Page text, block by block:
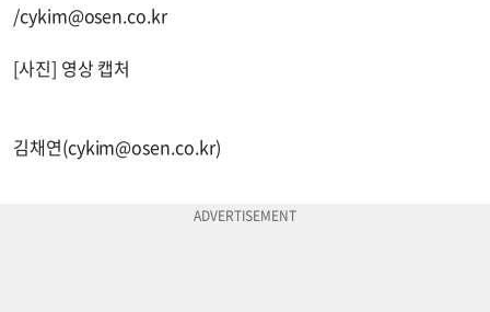
/cykim@osen.co.kr
[사진] 영상 캡처
김채연(cykim@osen.co.kr)